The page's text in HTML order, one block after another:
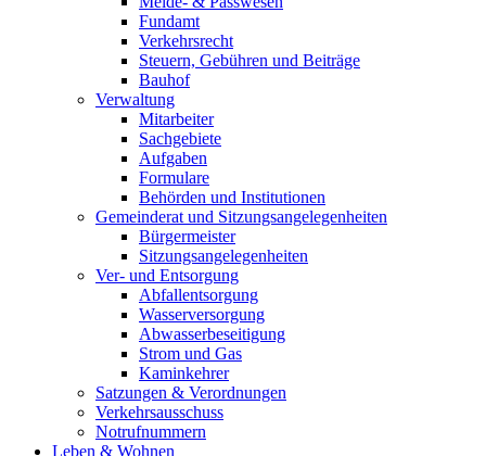
Fundamt
Verkehrsrecht
Steuern, Gebühren und Beiträge
Bauhof
Verwaltung
Mitarbeiter
Sachgebiete
Aufgaben
Formulare
Behörden und Institutionen
Gemeinderat und Sitzungsangelegenheiten
Bürgermeister
Sitzungsangelegenheiten
Ver- und Entsorgung
Abfallentsorgung
Wasserversorgung
Abwasserbeseitigung
Strom und Gas
Kaminkehrer
Satzungen & Verordnungen
Verkehrsausschuss
Notrufnummern
Leben & Wohnen